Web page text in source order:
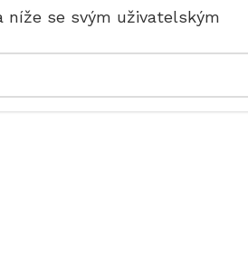
níže se svým uživatelským